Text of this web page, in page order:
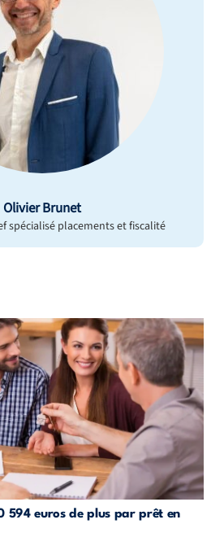
Olivier Brunet
spécialisé placements et fiscalité
594 euros de plus par prêt en